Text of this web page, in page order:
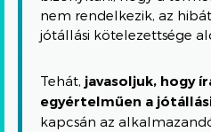
nem rendelkezik, az
jótállási kötelezettsége
Tehát, javasoljuk, hogy
egyértelműen a
kapcsán az